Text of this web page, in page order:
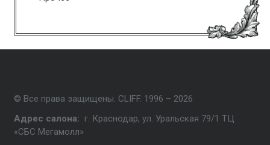
© Все права защищены. CLIFF. 1996 – 2026
Адрес салона: г. Краснодар, ул. Уральская 79/1 ТЦ
«СБС Мегамолл»